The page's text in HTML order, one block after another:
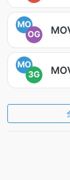
MO
OG
MO
3G